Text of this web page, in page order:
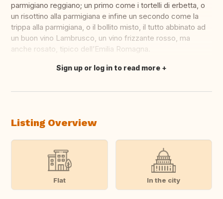
parmigiano reggiano; un primo come i tortelli di erbetta, o
un risottino alla parmigiana e infine un secondo come la
trippa alla parmigiana, o il bollito misto, il tutto abbinato ad
un buon vino Lambrusco, un vino frizzante rosso, ma
anche rosato, tipico dell’Emilia Romagna.
Translate this
Sign up or log in to read more
Listing Overview
Flat In the city